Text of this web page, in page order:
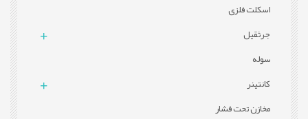
اسکلت فلزی
جرثقیل
سوله
کانتینر
مخازن تحت فشار